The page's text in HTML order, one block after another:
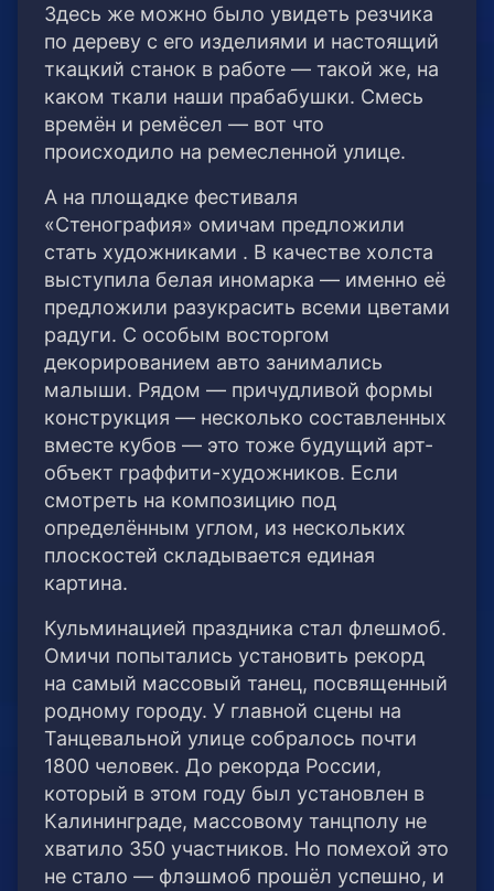
Здесь же можно было увидеть резчика
по дереву с его изделиями и настоящий
ткацкий станок в работе — такой же, на
каком ткали наши прабабушки. Смесь
времён и ремёсел — вот что
происходило на ремесленной улице.
А на площадке фестиваля
«Стенография» омичам предложили
стать художниками . В качестве холста
выступила белая иномарка — именно её
предложили разукрасить всеми цветами
радуги. С особым восторгом
декорированием авто занимались
малыши. Рядом — причудливой формы
конструкция — несколько составленных
вместе кубов — это тоже будущий арт-
объект граффити-художников. Если
смотреть на композицию под
определённым углом, из нескольких
плоскостей складывается единая
картина.
Кульминацией праздника стал флешмоб.
Омичи попытались установить рекорд
на самый массовый танец, посвященный
родному городу. У главной сцены на
Танцевальной улице собралось почти
1800 человек. До рекорда России,
который в этом году был установлен в
Калининграде, массовому танцполу не
хватило 350 участников. Но помехой это
не стало — флэшмоб прошёл успешно, и